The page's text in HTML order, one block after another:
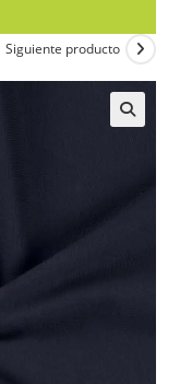
Siguiente producto